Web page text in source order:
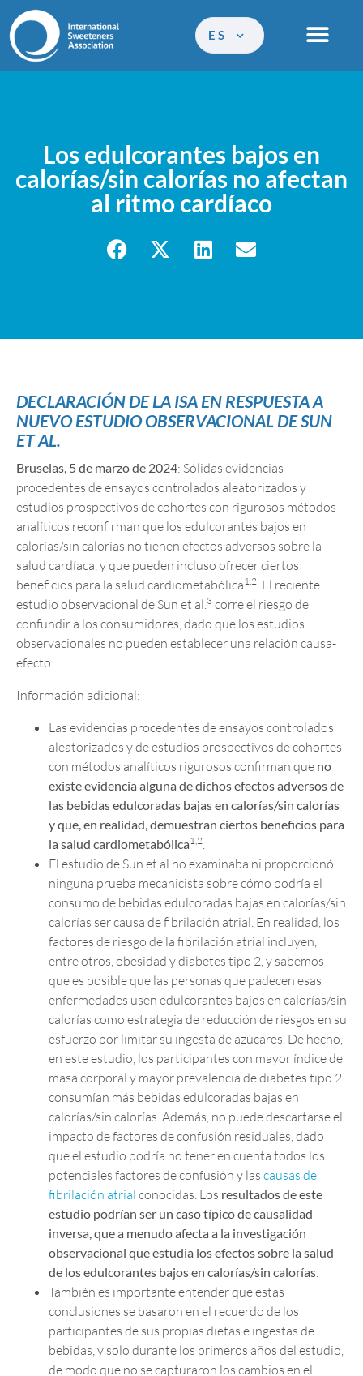
ES
Los edulcorantes bajos en
calorías/sin calorías no afectan
al ritmo cardíaco
DECLARACIÓN DE LA ISA EN RESPUESTA A
NUEVO ESTUDIO OBSERVACIONAL DE SUN
ET AL.
Bruselas, 5 de marzo de 2024: Sólidas evidencias
procedentes de ensayos controlados aleatorizados y
estudios prospectivos de cohortes con rigurosos métodos
analíticos reconfirman que los edulcorantes bajos en
calorías/sin calorías no tienen efectos adversos sobre la
salud cardíaca, y que pueden incluso ofrecer ciertos
beneficios para la salud cardiometabólica1,2 . El reciente
estudio observacional de Sun et al. 3 corre el riesgo de
confundir a los consumidores, dado que los estudios
observacionales no pueden establecer una relación causa-
efecto.
Información adicional:
Las evidencias procedentes de ensayos controlados
aleatorizados y de estudios prospectivos de cohortes
con métodos analíticos rigurosos confirman que no
existe evidencia alguna de dichos efectos adversos de
las bebidas edulcoradas bajas en calorías/sin calorías
y que, en realidad, demuestran ciertos beneficios para
la salud cardiometabólica1,2
El estudio de Sun et al no examinaba ni proporcionó
ninguna prueba mecanicista sobre cómo podría el
consumo de bebidas edulcoradas bajas en calorías/sin
calorías ser causa de fibrilación atrial. En realidad, los
factores de riesgo de la fibrilación atrial incluyen,
entre otros, obesidad y diabetes tipo 2, y sabemos
que es posible que las personas que padecen esas
enfermedades usen edulcorantes bajos en calorías/sin
calorías como estrategia de reducción de riesgos en su
esfuerzo por limitar su ingesta de azúcares. De hecho,
en este estudio, los participantes con mayor índice de
masa corporal y mayor prevalencia de diabetes tipo 2
consumían más bebidas edulcoradas bajas en
calorías/sin calorías. Además, no puede descartarse el
impacto de factores de confusión residuales, dado
que el estudio podría no tener en cuenta todos los
potenciales factores de confusión y las causas de
fibrilación atrial conocidas. Los resultados de este
estudio podrían ser un caso típico de causalidad
inversa, que a menudo afecta a la investigación
observacional que estudia los efectos sobre la salud
de los edulcorantes bajos en calorías/sin calorías
También es importante entender que estas
conclusiones se basaron en el recuerdo de los
participantes de sus propias dietas e ingestas de
bebidas, y solo durante los primeros años del estudio,
de modo que no se capturaron los cambios en el